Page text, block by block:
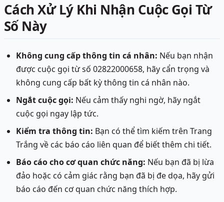
Cách Xử Lý Khi Nhận Cuộc Gọi Từ
Số Này
Không cung cấp thông tin cá nhân: Nếu bạn nhận
được cuộc gọi từ số 02822000658, hãy cẩn trọng và
không cung cấp bất kỳ thông tin cá nhân nào.
Ngắt cuộc gọi: Nếu cảm thấy nghi ngờ, hãy ngắt
cuộc gọi ngay lập tức.
Kiểm tra thông tin: Bạn có thể tìm kiếm trên Trang
Trắng về các báo cáo liên quan để biết thêm chi tiết.
Báo cáo cho cơ quan chức năng: Nếu bạn đã bị lừa
đảo hoặc có cảm giác rằng bạn đã bị đe dọa, hãy gửi
báo cáo đến cơ quan chức năng thích hợp.